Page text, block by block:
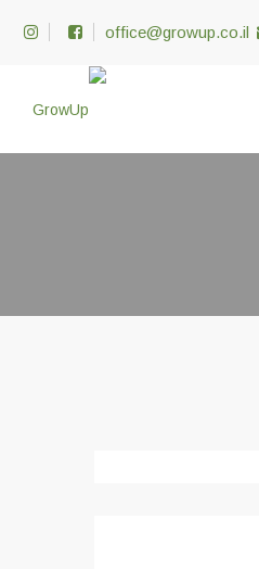
office@growup.co.il